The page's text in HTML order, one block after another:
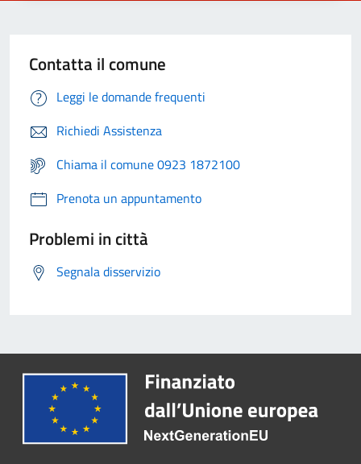
Contatta il comune
Leggi le domande frequenti
Richiedi Assistenza
Chiama il comune 0923 1872100
Prenota un appuntamento
Problemi in città
Segnala disservizio